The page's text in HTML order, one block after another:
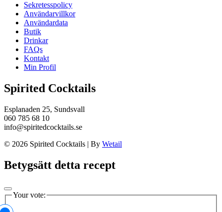
Sekretesspolicy
Användarvillkor
Användardata
Butik
Drinkar
FAQs
Kontakt
Min Profil
Spirited Cocktails
Esplanaden 25, Sundsvall
060 785 68 10
info@spiritedcocktails.se
© 2026 Spirited Cocktails | By Wetail
Betygsätt detta recept
Your vote: